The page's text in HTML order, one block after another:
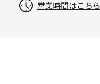
営業時間はこちら